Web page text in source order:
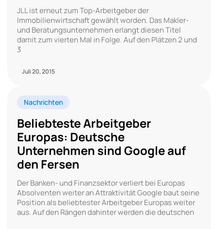
JLL ist erneut zum Top-Arbeitgeber der
Immobilienwirtschaft gewählt worden. Das Makler-
und Beratungsunternehmen erlangt diesen Titel
damit zum vierten Mal in Folge. Auf den Plätzen 2 und
3
Juli 20, 2015
Nachrichten
Beliebteste Arbeitgeber
Europas: Deutsche
Unternehmen sind Google auf
den Fersen
Der Banken- und Finanzsektor verliert bei Europas
Absolventen weiter an Attraktivität Google baut seine
Position als beliebtester Arbeitgeber Europas weiter
aus. Auf den Rängen dahinter werden die deutschen